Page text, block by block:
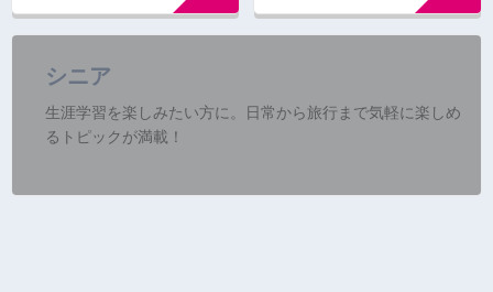
シニア
生涯学習を楽しみたい方に。日常から旅行まで気軽に楽しめ
るトピックが満載！